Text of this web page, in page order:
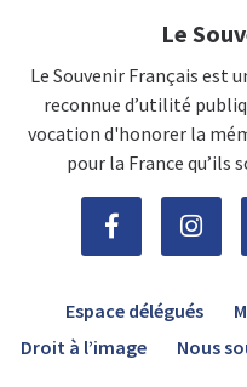
Le
Le Souvenir Français est
reconnue d’utilité
vocation d'honorer la
pour la France qu’ils
Espace délégués
Droit à l’image
Nous